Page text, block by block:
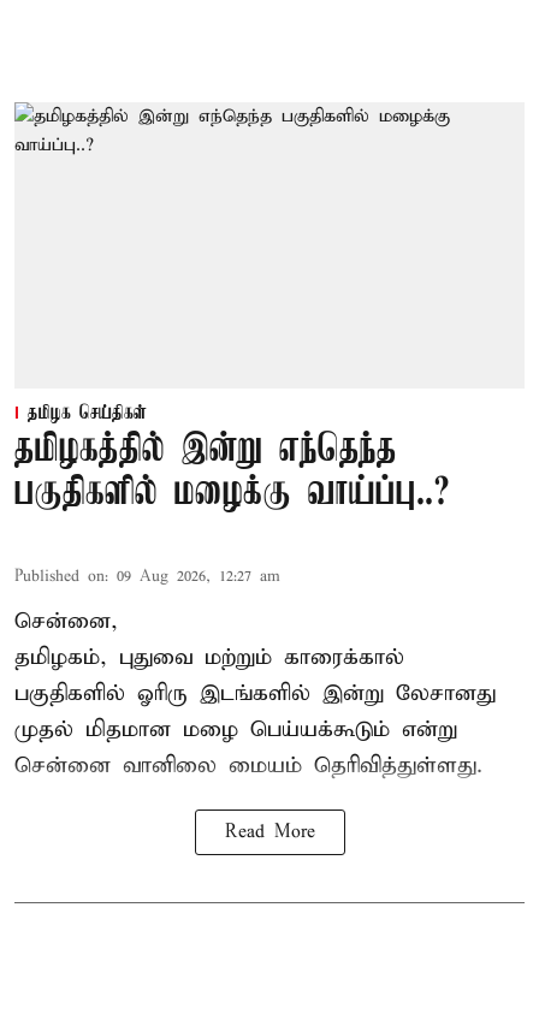
தமிழக செய்திகள்
தமிழகத்தில் இன்று எந்தெந்த
பகுதிகளில் மழைக்கு வாய்ப்பு..?
Published on: 09 Aug 2026, 12:27 am
சென்னை,
தமிழகம், புதுவை மற்றும் காரைக்கால்
பகுதிகளில் ஓரிரு இடங்களில் இன்று லேசானது
முதல் மிதமான மழை பெய்யக்கூடும் என்று
சென்னை வானிலை மையம் தெரிவித்துள்ளது.
Read More